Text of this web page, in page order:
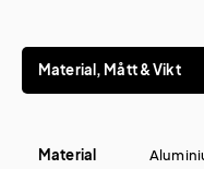
Material, Mått & Vikt
Material